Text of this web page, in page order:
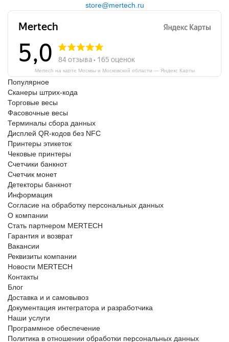
store@mertech.ru
Mertech на карте Москвы и Московской области — Яндекс Карты
Популярное
Сканеры штрих-кода
Торговые весы
Фасовочные весы
Терминалы сбора данных
Дисплей QR-кодов без NFC
Принтеры этикеток
Чековые принтеры
Счетчики банкнот
Счетчик монет
Детекторы банкнот
Информация
Согласие на обработку персональных данных
О компании
Стать партнером MERTECH
Гарантия и возврат
Вакансии
Реквизиты компании
Новости MERTECH
Контакты
Блог
Доставка и и самовывоз
Документация интегратора и разработчика
Наши услуги
Программное обеспечение
Политика в отношении обработки персональных данных